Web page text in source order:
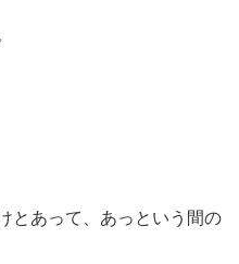
とあって、あっという間の